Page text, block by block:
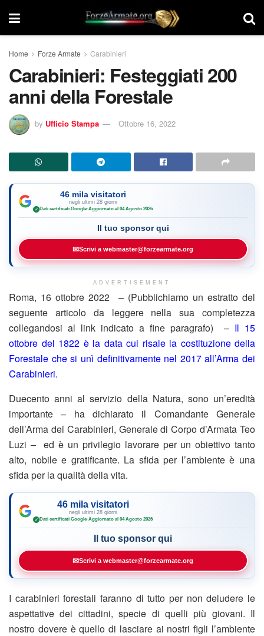
Home Forze Armate Carabinieri
Carabinieri: Festeggiati 200
anni della Forestale
by Ufficio Stampa Ottobre 16, 2022
46 mila visitatori
negli ultimi 28 giorni
✓ Dati certificati Google·Aggiornato al 04 Agosto 2026
Il tuo sponsor qui
✉Scrivi a webmaster@forzearmate.org
ADVERTISEMENT
Roma, 16 ottobre 2022 – (Pubblichiamo un estratto del
seguente articolo da leggere nella sua completezza
collegandosi al link indicato a fine paragrafo) – Il 15
ottobre del 1822 è la data cui risale la costituzione della
Forestale che si unì definitivamente nel 2017 all’Arma dei
Carabinieri.
Duecento anni al servizio della Natura, sono un’eredità
importante – ha dichiarato il Comandante Generale
dell’Arma dei Carabinieri, Generale di Corpo d’Armata Teo
Luzi – ed è un privilegio lavorare per un obiettivo tanto
alto, nobile e gratificante. La sfida per l’ambiente è una
sfida per la qualità della vita.
46 mila visitatori
negli ultimi 28 giorni
✓ Dati certificati Google·Aggiornato al 04 Agosto 2026
Il tuo sponsor qui
✉Scrivi a webmaster@forzearmate.org
I carabinieri forestali faranno di tutto per non deludere le
aspettative dei cittadini, specie di quelli più giovani. Il
nostro dovere è quello di lasciare ai nostri figli l’ambiente